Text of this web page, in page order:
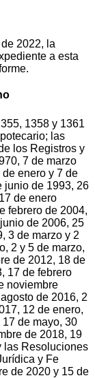
2022, la
a esta
1358 y 1361
las
los Registros y
7 de marzo
enero y 7 de
junio de 1993, 26
de enero
febrero de 2004,
de 2006, 25
3 de marzo y 2
2 y 5 de marzo,
de 2012, 18 de
17 de febrero
noviembre
de 2016, 2
12 de enero,
de mayo, 30
de 2018, 19
las Resoluciones
y Fe
de 2020 y 15 de